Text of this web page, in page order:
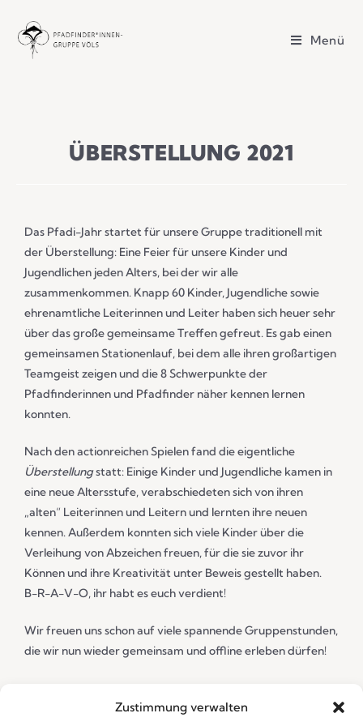
Zustimmung verwalten
Menü
ÜBERSTELLUNG 2021
Das Pfadi-Jahr startet für unsere Gruppe traditionell mit
der Überstellung: Eine Feier für unsere Kinder und
Jugendlichen jeden Alters, bei der wir alle
zusammenkommen. Knapp 60 Kinder, Jugendliche sowie
ehrenamtliche Leiterinnen und Leiter haben sich heuer sehr
über das große gemeinsame Treffen gefreut. Es gab einen
gemeinsamen Stationenlauf, bei dem alle ihren großartigen
Teamgeist zeigen und die 8 Schwerpunkte der
Pfadfinderinnen und Pfadfinder näher kennen lernen
konnten.
Nach den actionreichen Spielen fand die eigentliche
Überstellungstatt: Einige Kinder und Jugendliche kamen in
eine neue Altersstufe, verabschiedeten sich von ihren
„alten“ Leiterinnen und Leitern und lernten ihre neuen
kennen. Außerdem konnten sich viele Kinder über die
Verleihung von Abzeichen freuen, für die sie zuvor ihr
Können und ihre Kreativität unter Beweis gestellt haben.
B-R-A-V-O, ihr habt es euch verdient!
Wir freuen uns schon auf viele spannende Gruppenstunden,
die wir nun wieder gemeinsam und offline erleben dürfen!